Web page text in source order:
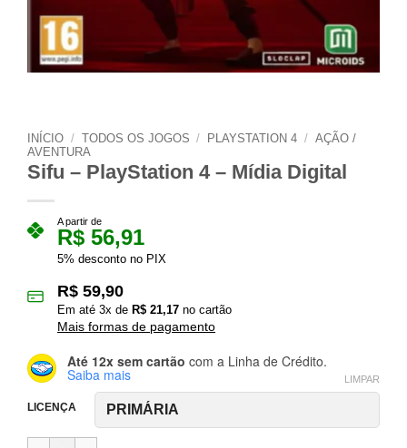
INÍCIO / TODOS OS JOGOS / PLAYSTATION 4 / AÇÃO /
AVENTURA
Sifu – PlayStation 4 – Mídia Digital
A partir de
R$ 56,91
5% desconto no PIX
R$ 59,90
Em até 3x de R$ 21,17 no cartão
Mais formas de pagamento
Até 12x sem cartão com a Linha de Crédito.
Saiba mais
LICENÇA
LIMPAR